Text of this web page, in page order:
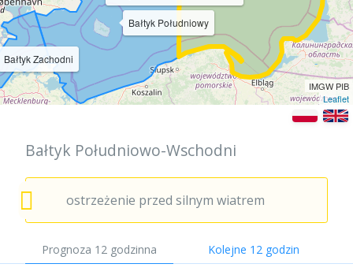
Bałtyk Zachodni
Bałtyk Południowy
IMGW PIB
Leaflet
Bałtyk Południowo-Wschodni
ostrzeżenie przed silnym wiatrem
Prognoza 12 godzinna Kolejne 12 godzin